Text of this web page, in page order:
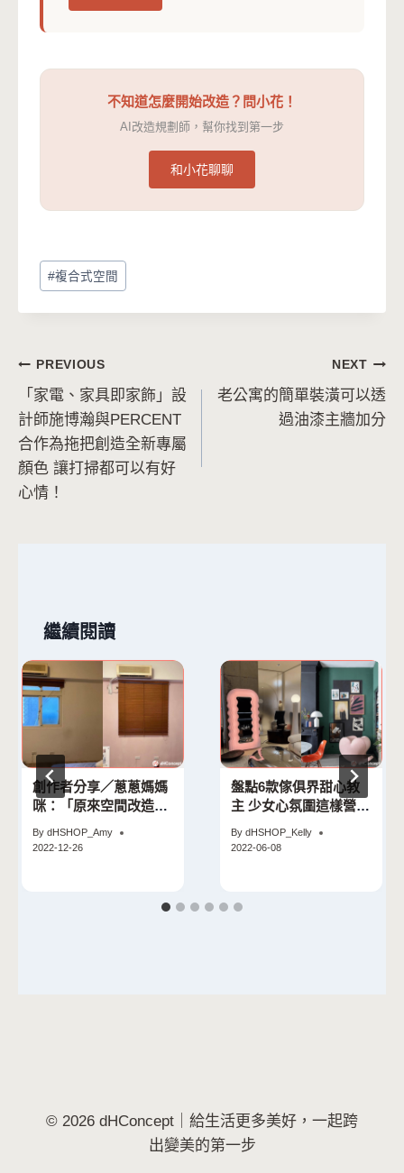
不知道怎麼開始改造？問小花！
AI改造規劃師，幫你找到第一步
和小花聊聊
Post
Tags:
#複合式空間
文
章
導
覽
PREVIOUS
「家電、家具即家飾」設
計師施博瀚與PERCENT
合作為拖把創造全新專屬
顏色 讓打掃都可以有好
心情！
NEXT
老公寓的簡單裝潢可以透
過油漆主牆加分
繼續閱讀
創作者分享／蔥蔥媽媽
咪：「原來空間改造是
完全可以自己搞定！」
By dHSHOP_Amy
2022-12-26
盤點6款傢俱界甜心教
主 少女心氛圍這樣營造
By dHSHOP_Kelly
2022-06-08
© 2026 dHConcept｜給生活更多美好，一起跨
出變美的第一步